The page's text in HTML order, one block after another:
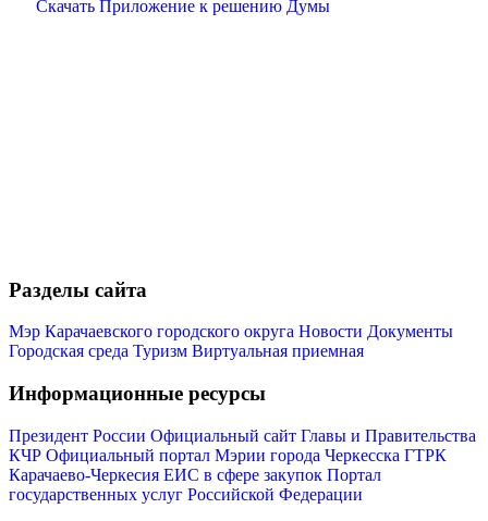
Скачать Приложение к решению Думы
Разделы сайта
Мэр Карачаевского городского округа Новости Документы
Городская среда Туризм Виртуальная приемная
Информационные ресурсы
Президент России Официальный сайт Главы и Правительства
КЧР Официальный портал Мэрии города Черкесска ГТРК
Карачаево-Черкесия ЕИС в сфере закупок Портал
государственных услуг Российской Федерации